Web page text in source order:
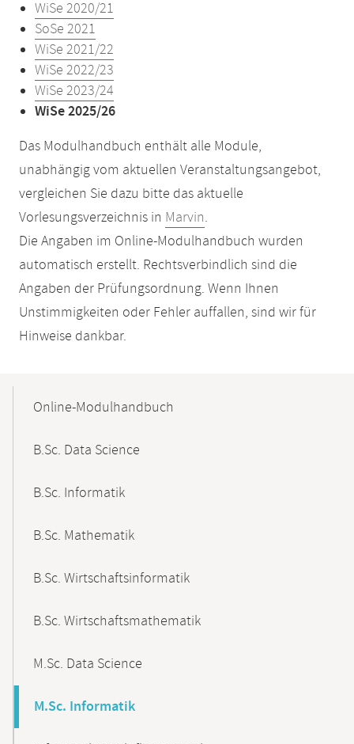
WiSe 2020/21
SoSe 2021
WiSe 2021/22
WiSe 2022/23
WiSe 2023/24
WiSe 2025/26
Das Modulhandbuch enthält alle Module,
unabhängig vom aktuellen Veranstaltungsangebot,
vergleichen Sie dazu bitte das aktuelle
Vorlesungsverzeichnis in Marvin.
Die Angaben im Online-Modulhandbuch wurden
automatisch erstellt. Rechtsverbindlich sind die
Angaben der Prüfungsordnung. Wenn Ihnen
Unstimmigkeiten oder Fehler auffallen, sind wir für
Hinweise dankbar.
NavigationOnline-Modulhandbuch
B.Sc. Data Science
B.Sc. Informatik
B.Sc. Mathematik
B.Sc. Wirtschaftsinformatik
B.Sc. Wirtschaftsmathematik
M.Sc. Data Science
M.Sc. Informatik